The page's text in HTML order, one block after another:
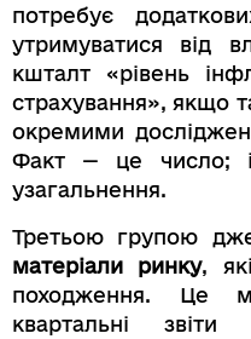
потребує
утримуватися від
кшталт «рівень
страхування», якщо
окремими
Факт — це число;
узагальнення.
Третьою групою
матеріали ринку,
походження. Це
квартальні звіти